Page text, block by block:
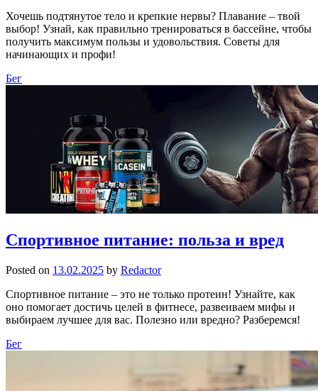
Хочешь подтянутое тело и крепкие нервы? Плавание – твой
выбор! Узнай, как правильно тренироваться в бассейне, чтобы
получить максимум пользы и удовольствия. Советы для
начинающих и профи!
Бег
Спортивное питание: польза и вред
Posted on 13.02.2025 by Redactor
Спортивное питание – это не только протеин! Узнайте, как
оно помогает достичь целей в фитнесе, развеиваем мифы и
выбираем лучшее для вас. Полезно или вредно? Разберемся!
Бег